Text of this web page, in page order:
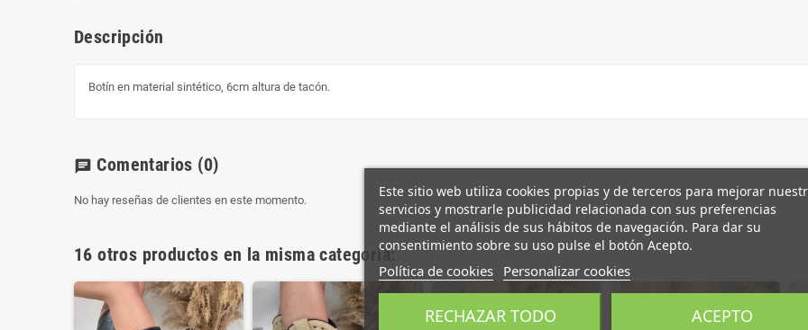
Descripción
Botín en material sintético, 6cm altura de tacón.
chat Comentarios (0)
No hay reseñas de clientes en este momento.
16 otros productos en la misma categoría:
Este sitio web utiliza cookies propias y de terceros para mejorar
servicios y mostrarle publicidad relacionada con sus preferencias
mediante el análisis de sus hábitos de navegación. Para dar su
consentimiento sobre su uso pulse el botón Acepto.
Política de cookies Personalizar cookies
RECHAZAR TODO ACEPTO